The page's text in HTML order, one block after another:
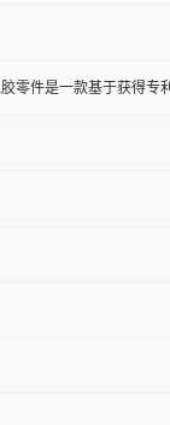
胶零件是一款基于获